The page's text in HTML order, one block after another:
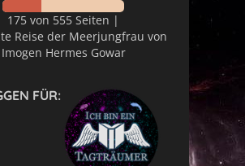
175 von 555 Seiten |
Reise der Meerjungfrau von
Imogen Hermes Gowar
FÜR: